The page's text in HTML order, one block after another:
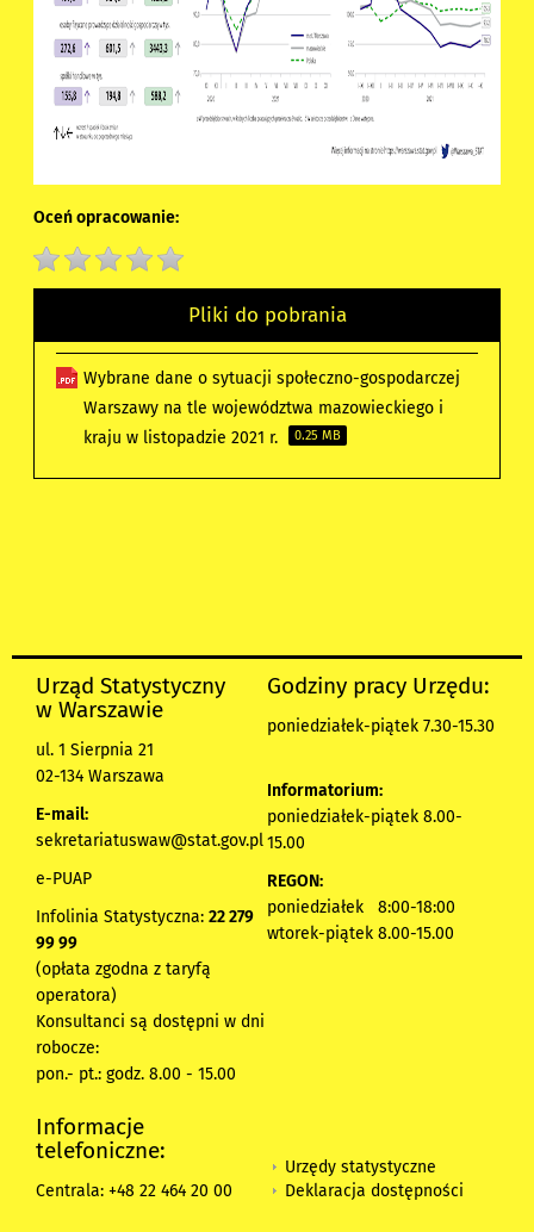
Oceń opracowanie:
Pliki do pobrania
Wybrane dane o sytuacji społeczno-gospodarczej
Warszawy na tle województwa mazowieckiego i
kraju w listopadzie 2021 r.
0.25 MB
Urząd Statystyczny
w Warszawie
ul. 1 Sierpnia 21
02-134 Warszawa
E-mail:
sekretariatuswaw@stat.gov.pl
e-PUAP
Infolinia Statystyczna: 22 279
99 99
(opłata zgodna z taryfą
operatora)
Konsultanci są dostępni w dni
robocze:
pon.- pt.: godz. 8.00 - 15.00
Godziny pracy Urzędu:
poniedziałek-piątek 7.30-15.30
Informatorium:
poniedziałek-piątek 8.00-
15.00
REGON:
poniedziałek 8:00-18:00
wtorek-piątek 8.00-15.00
Informacje
telefoniczne:
Centrala: +48 22 464 20 00
Urzędy statystyczne
Deklaracja dostępności